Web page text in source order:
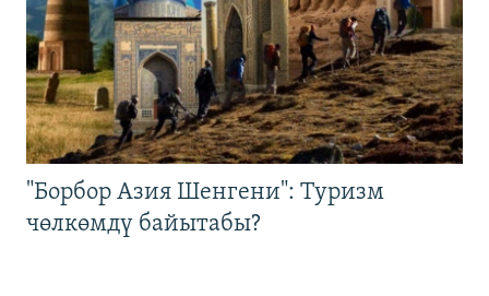
"Борбор Азия Шенгени": Туризм
чөлкөмдү байытабы?